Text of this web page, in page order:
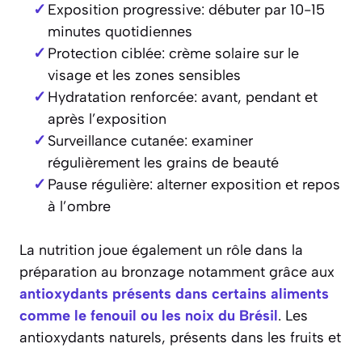
Exposition progressive: débuter par 10-15
minutes quotidiennes
Protection ciblée: crème solaire sur le
visage et les zones sensibles
Hydratation renforcée: avant, pendant et
après l’exposition
Surveillance cutanée: examiner
régulièrement les grains de beauté
Pause régulière: alterner exposition et repos
à l’ombre
La nutrition joue également un rôle dans la
préparation au bronzage notamment grâce aux
antioxydants présents dans certains aliments
comme le fenouil ou les noix du Brésil. Les
antioxydants naturels, présents dans les fruits et